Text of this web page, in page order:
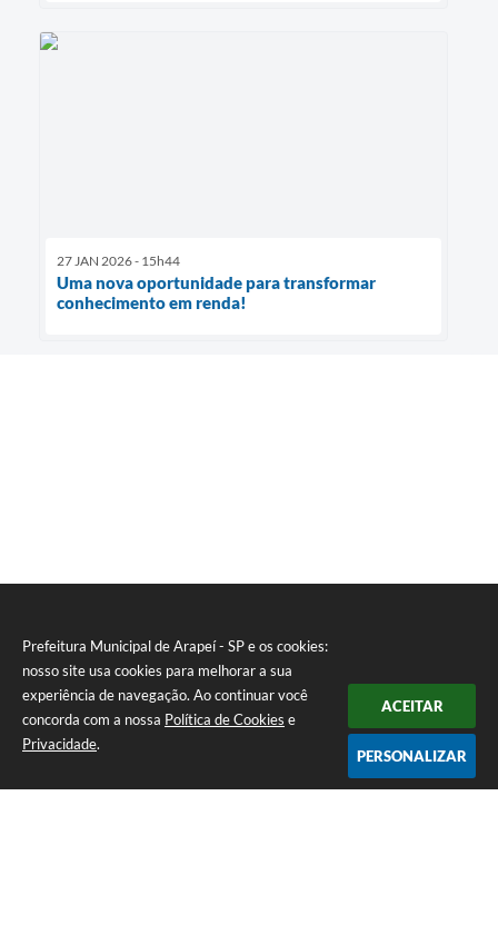
Prefeitura Municipal de Arapeí - SP e os cookies:
nosso site usa cookies para melhorar a sua
experiência de navegação. Ao continuar você
concorda com a nossa Política de Cookies e
Privacidade.
ACEITAR
PERSONALIZAR
27 JAN 2026 - 15h44
Uma nova oportunidade para transformar
conhecimento em renda!